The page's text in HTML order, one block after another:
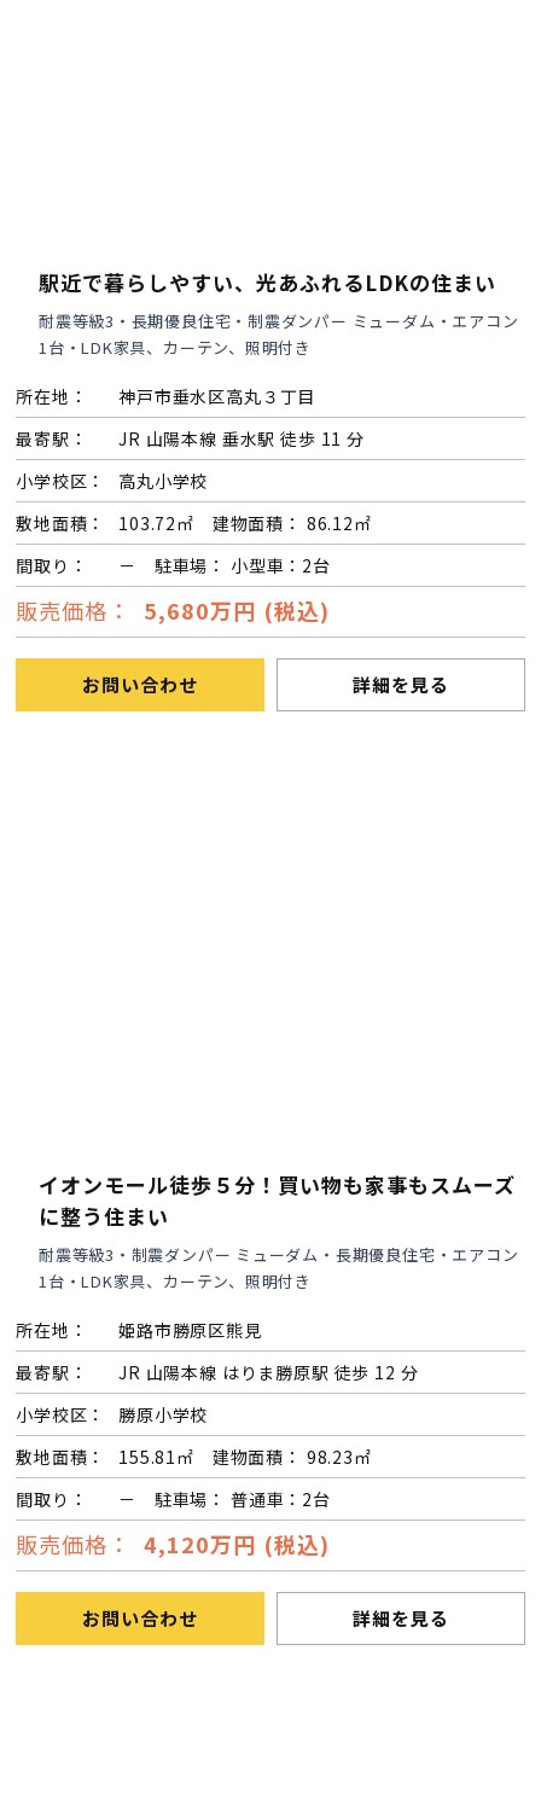
経営理念・
会社案内
スタッフ紹介
KATSUMIの
取り組み
採用情報
家づくりサポート
土地の上手な探し方
家づくりの資金計画
設計・施工品質管理
MENU
駅近で暮らしやすい、光あふれるLDKの住まい
耐震等級3・長期優良住宅・制震ダンパー ミューダム・エアコン
1台・LDK家具、カーテン、照明付き
所在地：
神戸市垂水区高丸３丁目
最寄駅：
JR 山陽本線 垂水駅 徒歩 11 分
小学校区：
高丸小学校
敷地面積：
103.72㎡ 建物面積： 86.12㎡
間取り：
－ 駐車場： 小型車：2台
販売価格： 5,680万円 (税込)
お問い合わせ 詳細を見る
イオンモール徒歩５分！買い物も家事もスムーズ
に整う住まい
耐震等級3・制震ダンパー ミューダム・長期優良住宅・エアコン
1台・LDK家具、カーテン、照明付き
所在地：
姫路市勝原区熊見
最寄駅：
JR 山陽本線 はりま勝原駅 徒歩 12 分
小学校区：
勝原小学校
敷地面積：
155.81㎡ 建物面積： 98.23㎡
間取り：
－ 駐車場： 普通車：2台
販売価格： 4,120万円 (税込)
お問い合わせ 詳細を見る